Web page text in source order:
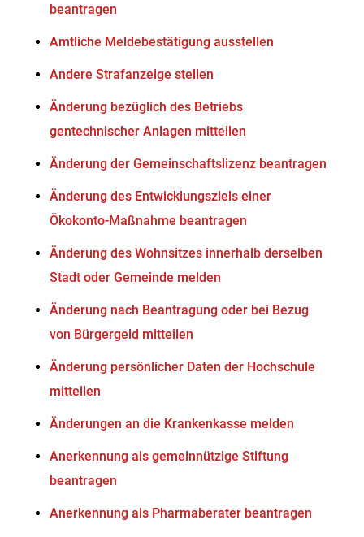
beantragen
Amtliche Meldebestätigung ausstellen
Andere Strafanzeige stellen
Änderung bezüglich des Betriebs
gentechnischer Anlagen mitteilen
Änderung der Gemeinschaftslizenz beantragen
Änderung des Entwicklungsziels einer
Ökokonto-Maßnahme beantragen
Änderung des Wohnsitzes innerhalb derselben
Stadt oder Gemeinde melden
Änderung nach Beantragung oder bei Bezug
von Bürgergeld mitteilen
Änderung persönlicher Daten der Hochschule
mitteilen
Änderungen an die Krankenkasse melden
Anerkennung als gemeinnützige Stiftung
beantragen
Anerkennung als Pharmaberater beantragen